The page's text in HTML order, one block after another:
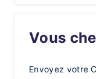
Vous
Envoyez votre